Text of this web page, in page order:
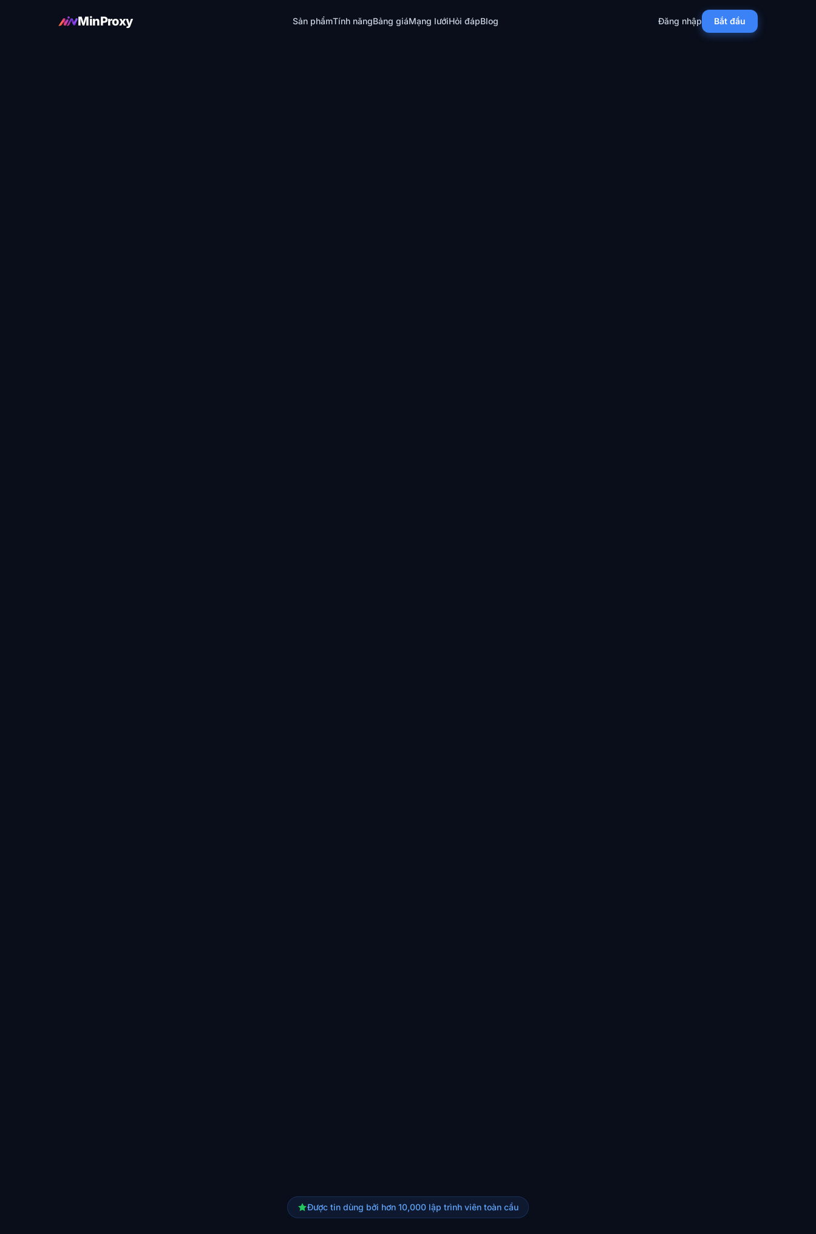
MinProxy Sản phẩmTính năngBảng giáMạng lướiHỏi đápBlog Đăng nhập Bắt đầu
Được tin dùng bởi hơn 10,000 lập trình viên toàn cầu